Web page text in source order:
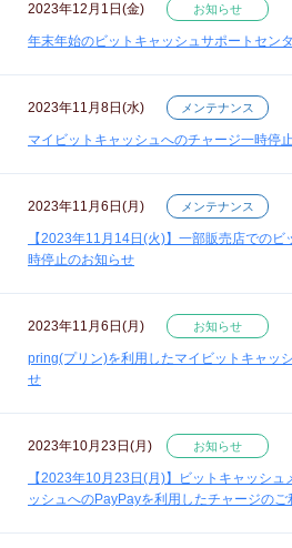
2023年12月1日(金) お知らせ
年末年始のビットキャッシュサポートセン
2023年11月8日(水) メンテナンス
マイビットキャッシュへのチャージ一時停
2023年11月6日(月) メンテナンス
【2023年11月14日(火)】一部販売店での
時停止のお知らせ
2023年11月6日(月) お知らせ
pring(プリン)を利用したマイビットキャッ
せ
2023年10月23日(月) お知らせ
【2023年10月23日(月)】ビットキャッシ
ッシュへのPayPayを利用したチャージの